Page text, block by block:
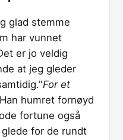
glad stemme
har vunnet
er jo veldig
at jeg gleder
For et
Han humret fornøyd
fortune også
for de rundt